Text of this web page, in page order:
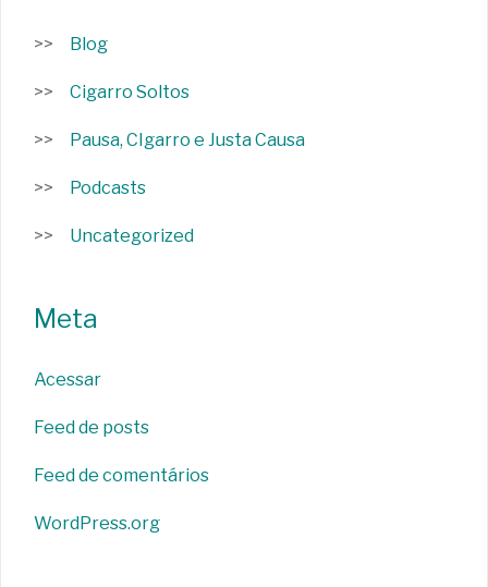
Blog
Cigarro Soltos
Pausa, CIgarro e Justa Causa
Podcasts
Uncategorized
Meta
Acessar
Feed de posts
Feed de comentários
WordPress.org